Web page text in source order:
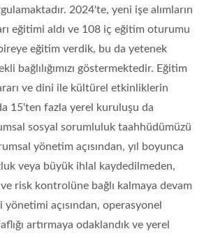
2024'te, yeni işe alımların
eğitimi aldı ve 108 iç eğitim oturumu
eğitim verdik, bu da yetenek
bağlılığımızı göstermektedir. Eğitim
ve dini ile kültürel etkinliklerin
15'ten fazla yerel kuruluşu da
sosyal sorumluluk taahhüdümüzü
yönetim açısından, yıl boyunca
veya büyük ihlal kaydedilmeden,
risk kontrolüne bağlı kalmaya devam
açısından, operasyonel
artırmaya odaklandık ve yerel